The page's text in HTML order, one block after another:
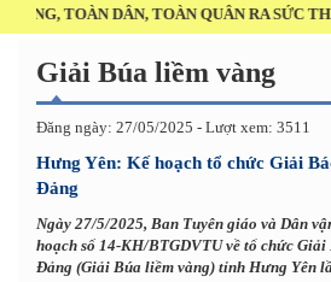
TOÀN DÂN, TOÀN QUÂN RA SỨC
Giải Búa liềm vàng
Đăng ngày: 27/05/2025 - Lượt xem: 3511
Hưng Yên: Kế hoạch tổ chức Giải
Đảng
Ngày 27/5/2025, Ban Tuyên giáo và Dân
hoạch số 14-KH/BTGDVTU về tổ chức Giải
Đảng (Giải Búa liềm vàng) tỉnh Hưng Yên